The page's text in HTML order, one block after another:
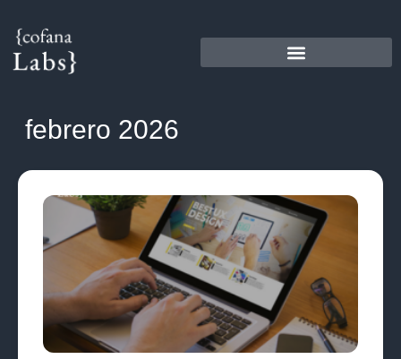
febrero 2026